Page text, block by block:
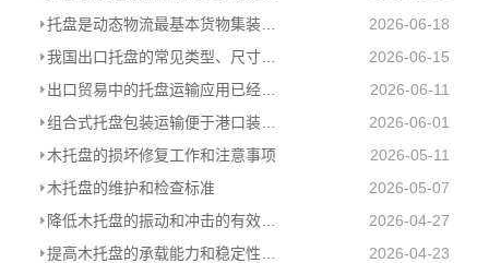
2026-06-18
2026-06-15
2026-06-11
2026-06-01
木托盘的损坏修复工作和注意事项
2026-05-11
木托盘的维护和检查标准
2026-05-07
2026-04-27
2026-04-23